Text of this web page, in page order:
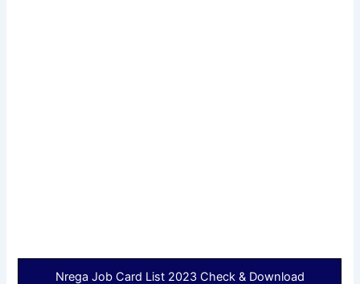
Nrega Job Card List 2023 Check & Download